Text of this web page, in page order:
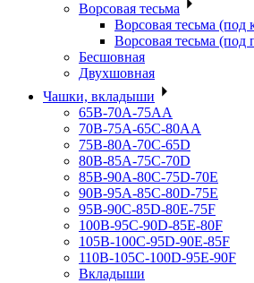
Ворсовая тесьма
Ворсовая тесьма (под
Ворсовая тесьма (под
Бесшовная
Двухшовная
Чашки, вкладыши
65B-70A-75АА
70В-75А-65С-80АА
75В-80А-70С-65D
80В-85А-75С-70D
85В-90А-80С-75D-70E
90B-95A-85C-80D-75E
95B-90C-85D-80E-75F
100B-95C-90D-85E-80F
105B-100C-95D-90E-85F
110B-105C-100D-95E-90F
Вкладыши